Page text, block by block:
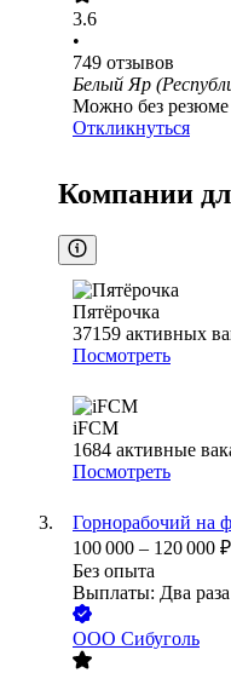
3.6
•
749 отзывов
Белый Яр
Можно без резюме
Откликнуться
Компании
Пятёрочка
37159 активных
Посмотреть
iFCM
1684 активные
Посмотреть
Горнорабочий на
100 000 – 120 000 ₽
Без опыта
Выплаты: Два
ООО Сибуголь